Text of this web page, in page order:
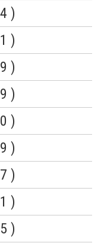
)
)
)
)
)
)
)
)
)